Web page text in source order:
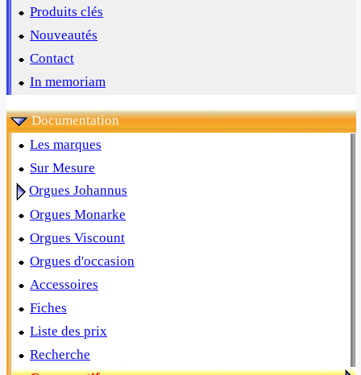
Produits clés
Nouveautés
Contact
In memoriam
Documentation
Les marques
Sur Mesure
Orgues Johannus
Orgues Monarke
Orgues Viscount
Orgues d'occasion
Accessoires
Fiches
Liste des prix
Recherche